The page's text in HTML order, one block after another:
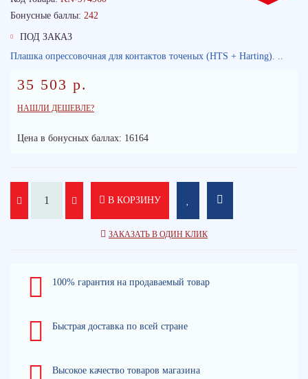
Бонусные баллы: 242
ПОД ЗАКАЗ
Плашка опрессовочная для контактов точеных (HTS + Harting). ..
35 503 р.
НАШЛИ ДЕШЕВЛЕ?
Цена в бонусных баллах: 16164
В КОРЗИНУ
ЗАКАЗАТЬ В ОДИН КЛИК
100% гарантия на продаваемый товар
Быстрая доставка по всей стране
Высокое качество товаров магазина